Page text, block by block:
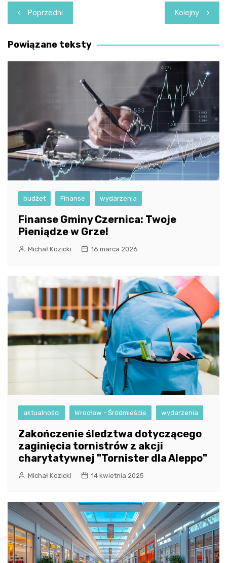
Nawigacja
wpisu
Poprzedni Kolejny
Powiązane teksty
budżet Finanse wydarzenia
Finanse Gminy Czernica: Twoje
Pieniądze w Grze!
Michał Kozicki 16 marca 2026
aktualności Wrocław - Śródmieście wydarzenia
Zakończenie śledztwa dotyczącego
zaginięcia tornistrów z akcji
charytatywnej "Tornister dla Aleppo"
Michał Kozicki 14 kwietnia 2025